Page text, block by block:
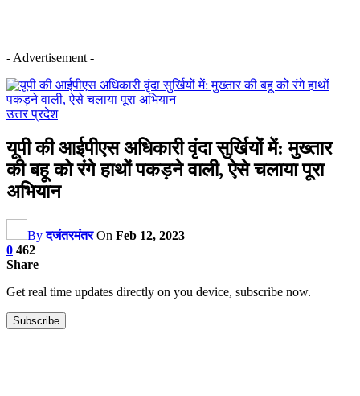
- Advertisement -
उत्तर प्रदेश
यूपी की आईपीएस अधिकारी वृंदा सुर्खियों में: मुख्तार
की बहू को रंगे हाथों पकड़ने वाली, ऐसे चलाया पूरा
अभियान
Byदजंतरमंतर On Feb 12, 2023
0 462
Share
Get real time updates directly on you device, subscribe now.
Subscribe